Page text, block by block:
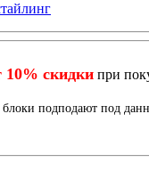
10% скидки при
подподают под